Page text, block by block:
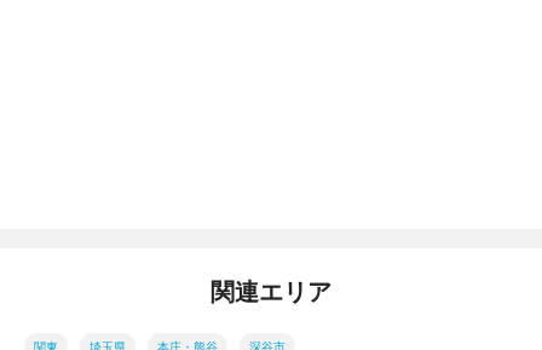
関連エリア
関東 埼玉県 本庄・熊谷 深谷市